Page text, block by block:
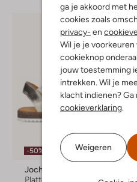
ga je akkoord met
cookies zoals
privacy- en
Wil je je voorkeuren
cookieknop
jouw toestemming
intrekken. Wil je
klacht indienen? Ga
cookieverklaring
Weigeren
-50%
Jochie & Freaks
Platte sandalen